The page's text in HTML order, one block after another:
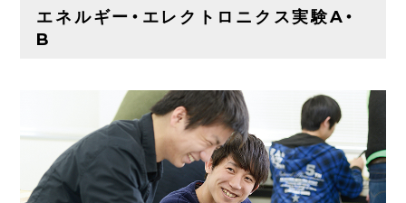
エネルギー・エレクトロニクス実験A・
B